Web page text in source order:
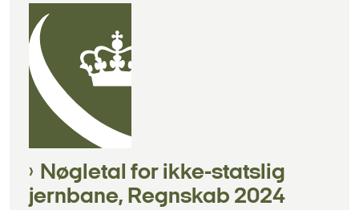
Nøgletal for ikke-statslig
jernbane, Regnskab 2024